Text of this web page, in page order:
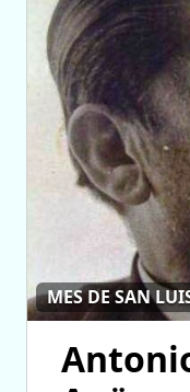
MES DE SAN